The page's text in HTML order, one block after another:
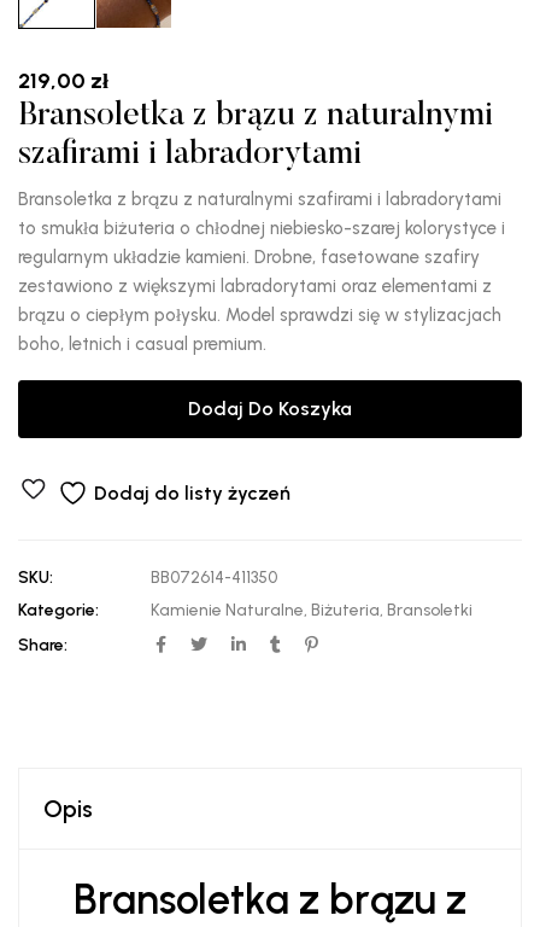
219,00 zł
Bransoletka z brązu z naturalnymi
szafirami i labradorytami
Bransoletka z brązu z naturalnymi szafirami i labradorytami
to smukła biżuteria o chłodnej niebiesko-szarej kolorystyce i
regularnym układzie kamieni. Drobne, fasetowane szafiry
zestawiono z większymi labradorytami oraz elementami z
brązu o ciepłym połysku. Model sprawdzi się w stylizacjach
boho, letnich i casual premium.
Dodaj Do Koszyka
Dodaj do listy życzeń
SKU:
BB072614-411350
Kategorie:
Kamienie Naturalne, Biżuteria, Bransoletki
Share:
Opis
Bransoletka z brązu z